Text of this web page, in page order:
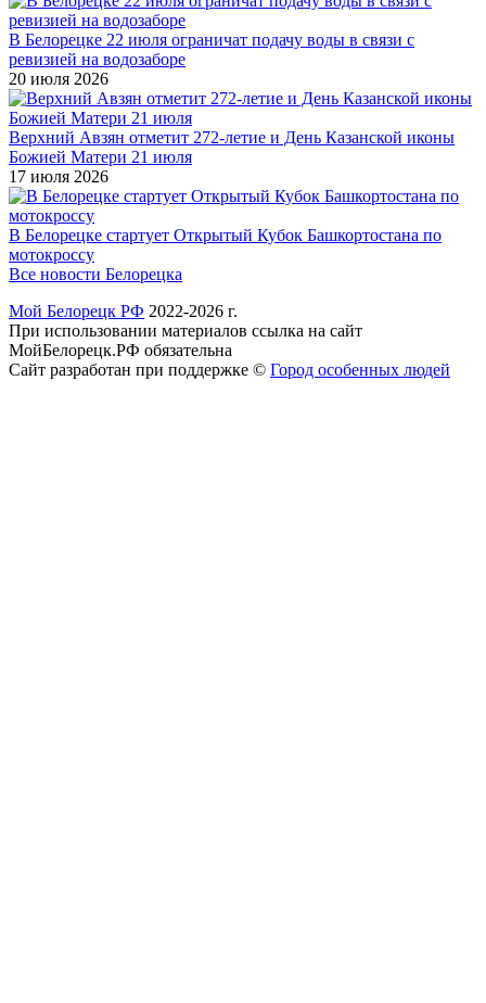
В Белорецке 22 июля ограничат подачу воды в связи с
ревизией на водозаборе
20 июля 2026
Верхний Авзян отметит 272-летие и День Казанской иконы
Божией Матери 21 июля
17 июля 2026
В Белорецке стартует Открытый Кубок Башкортостана по
мотокроссу
Все новости Белорецка
Мой Белорецк РФ 2022-2026 г.
При использовании материалов ссылка на сайт
МойБелорецк.РФ обязательна
Сайт разработан при поддержке © Город особенных людей